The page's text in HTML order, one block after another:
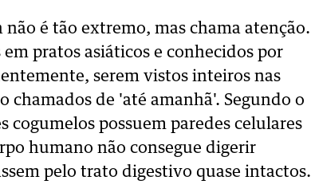
é tão extremo, mas chama atenção.
pratos asiáticos e conhecidos por
serem vistos inteiros nas
chamados de 'até amanhã'. Segundo o
possuem paredes celulares
humano não consegue digerir
pelo trato digestivo quase intactos.